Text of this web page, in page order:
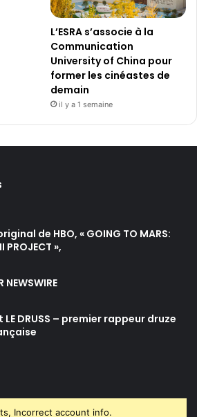
L’ESRA s’associe à la
Communication
University of China pour
former les cinéastes de
demain
il y a 1 semaine
de HBO, « GOING TO MARS:
PROJECT »,
DRUSS – premier rappeur druze
Incorrect account info.